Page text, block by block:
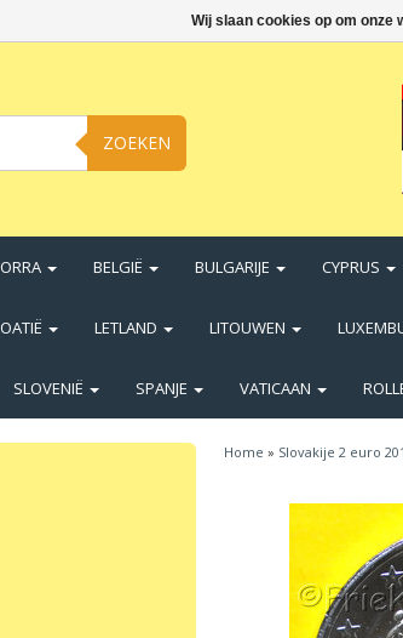
ZOEKEN
BELGIË BULGARIJE CYPRUS
LETLAND LITOUWEN
SLOVENIË SPANJE VATICAAN
Home » Slovakije 2 euro
Wij slaan cookies op om onze